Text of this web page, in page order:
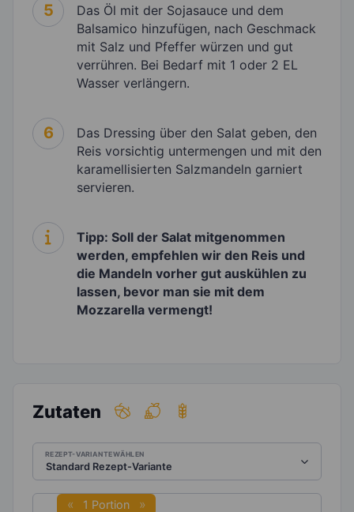
5
Das Öl mit der Sojasauce und dem
Balsamico hinzufügen, nach Geschmack
mit Salz und Pfeffer würzen und gut
verrühren. Bei Bedarf mit 1 oder 2 EL
Wasser verlängern.
6
Das Dressing über den Salat geben, den
Reis vorsichtig untermengen und mit den
karamellisierten Salzmandeln garniert
servieren.
Tipp: Soll der Salat mitgenommen
werden, empfehlen wir den Reis und
die Mandeln vorher gut auskühlen zu
lassen, bevor man sie mit dem
Mozzarella vermengt!
Zutaten
REZEPT-VARIANTE WÄHLEN
1 Portion